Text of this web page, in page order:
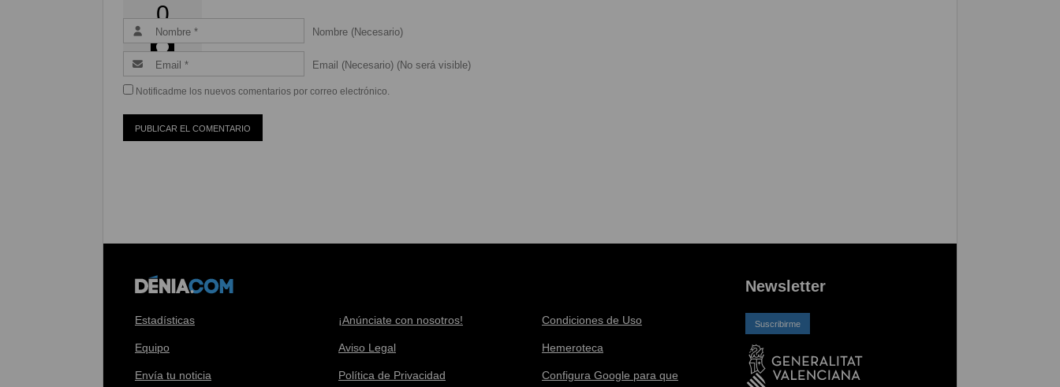
0
Nombre (Necesario)
Email (Necesario) (No será visible)
Notificadme los nuevos comentarios por correo electrónico.
Estadísticas
Equipo
Envía tu noticia
¡Anúnciate con nosotros!
Aviso Legal
Política de Privacidad
Condiciones de Uso
Hemeroteca
Configura Google para que
Newsletter
Suscribirme